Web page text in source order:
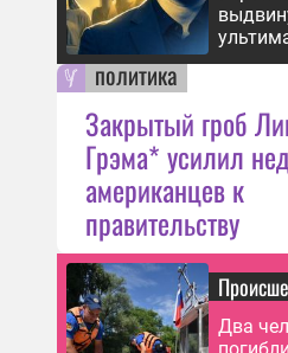
политика
Закрытый гроб
Грэма* усилил
американцев к
правительству
Два